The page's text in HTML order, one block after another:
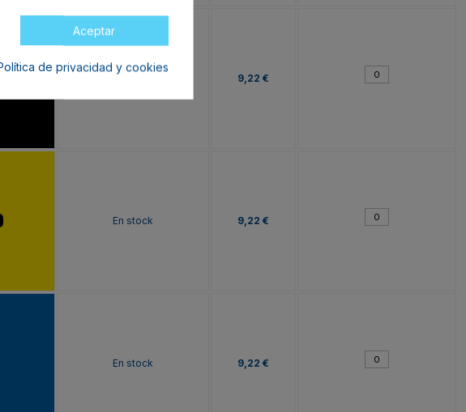
En stock 9,22 €
En stock 9,22 €
En stock 9,22 €
Aceptar
de privacidad y cookies